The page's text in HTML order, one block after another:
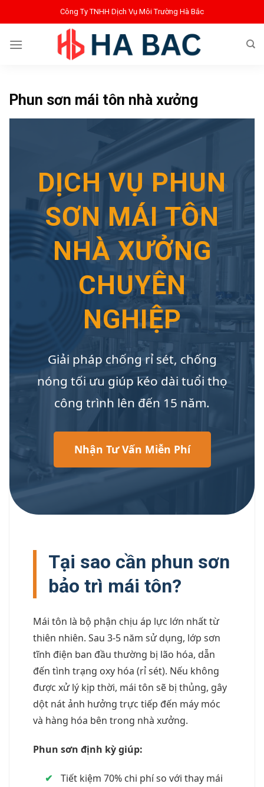
qua
dung
Công Ty TNHH Dịch Vụ Môi Trường Hà Bắc
Phun sơn mái tôn nhà xưởng
DỊCH VỤ PHUN
SƠN MÁI TÔN
NHÀ XƯỞNG
CHUYÊN
NGHIỆP
Giải pháp chống rỉ sét, chống
nóng tối ưu giúp kéo dài tuổi thọ
công trình lên đến 15 năm.
Nhận Tư Vấn Miễn Phí
Tại sao cần phun sơn
bảo trì mái tôn?
Mái tôn là bộ phận chịu áp lực lớn nhất từ
thiên nhiên. Sau 3-5 năm sử dụng, lớp sơn
tĩnh điện ban đầu thường bị lão hóa, dẫn
đến tình trạng oxy hóa (rỉ sét). Nếu không
được xử lý kịp thời, mái tôn sẽ bị thủng, gây
dột nát ảnh hưởng trực tiếp đến máy móc
và hàng hóa bên trong nhà xưởng.
Phun sơn định kỳ giúp:
✔
Tiết kiệm 70% chi phí so với thay mái